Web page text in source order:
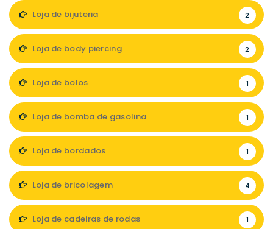
Loja de bijuteria 2
Loja de body piercing 2
Loja de bolos 1
Loja de bomba de gasolina 1
Loja de bordados 1
Loja de bricolagem 4
Loja de cadeiras de rodas 1